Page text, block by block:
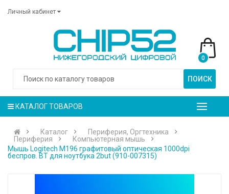
Личный кабинет
ПОИСК
0
КАТАЛОГ ТОВАРОВ
Каталог
Периферия, Оргтехника
Периферия
Компьютерная мышь
Мышь Logitech M196 графитовый оптическая 1000dpi
беспров. BT для ноутбука 2but (910-007315)